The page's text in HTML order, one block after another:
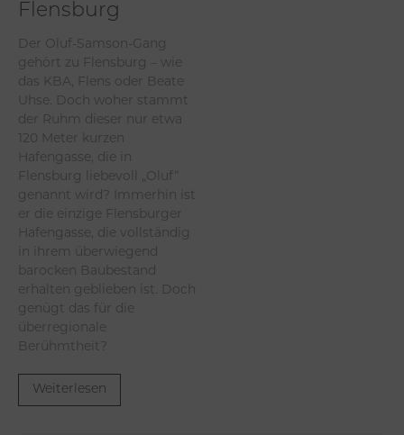
Flensburg
Der Oluf-Samson-Gang
gehört zu Flensburg – wie
das KBA, Flens oder Beate
Uhse. Doch woher stammt
der Ruhm dieser nur etwa
120 Meter kurzen
Hafengasse, die in
Flensburg liebevoll „Oluf“
genannt wird? Immerhin ist
er die einzige Flensburger
Hafengasse, die vollständig
in ihrem überwiegend
barocken Baubestand
erhalten geblieben ist. Doch
genügt das für die
überregionale
Berühmtheit?
Weiterlesen